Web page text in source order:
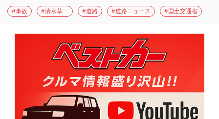
#事故 #清水草一 #道路 #道路ニュース #国土交通省